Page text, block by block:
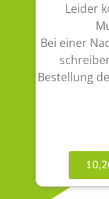
Leider
Bei einer
Bestellung